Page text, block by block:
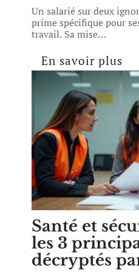
Un salarié sur deux
prime spécifique pour
travail. Sa mise…
En savoir plus
Santé et
les 3
décryptés